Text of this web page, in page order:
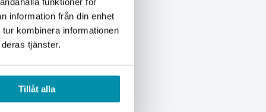
information från din enhet
kombinera informationen
tjänster.
Tillåt alla